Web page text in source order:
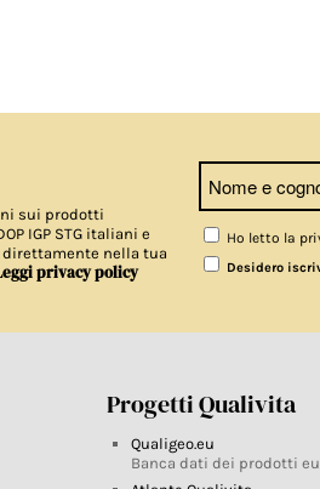
sui prodotti
IGP STG italiani e
nella tua
privacy policy
Ho letto la
Desidero
Progetti Qualivita
Qualigeo.eu
Banca dati dei prodotti